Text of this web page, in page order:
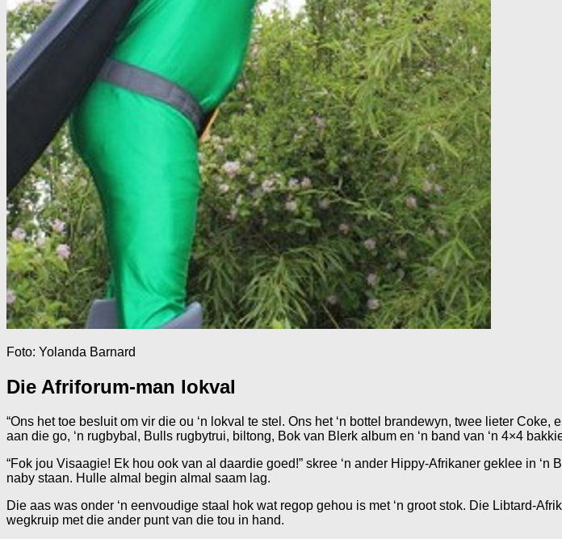
Foto: Yolanda Barnard
Die Afriforum-man lokval
“Ons het toe besluit om vir die ou ‘n lokval te stel. Ons het ‘n bottel brandewyn, twee lieter
aan die go, ‘n rugbybal, Bulls rugbytrui, biltong, Bok van Blerk album en ‘n band van ‘n 4×4
“Fok jou Visaagie! Ek hou ook van al daardie goed!” skree ‘n ander Hippy-Afrikaner geklee in
naby staan. Hulle almal begin almal saam lag.
Die aas was onder ‘n eenvoudige staal hok wat regop gehou is met ‘n groot stok. Die Libtard-
wegkruip met die ander punt van die tou in hand.